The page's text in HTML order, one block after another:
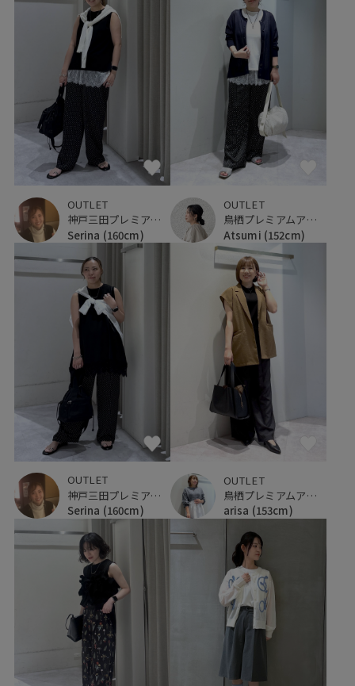
OUTLET
神戸三田プレミアム・アウトレット
Serina (160cm)
OUTLET
鳥栖プレミアムアウトレット
Atsumi (152cm)
OUTLET
神戸三田プレミアム・アウトレット
Serina (160cm)
OUTLET
鳥栖プレミアムアウトレット
arisa (153cm)